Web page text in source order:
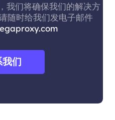
我们将确保我们的解决方
随时给我们发电子邮件
们